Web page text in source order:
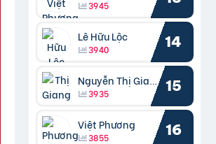
3945
Lê Hữu Lộc
3940 14
Nguyễn Thị Giang
3935 15
Việt Phương
3855 16